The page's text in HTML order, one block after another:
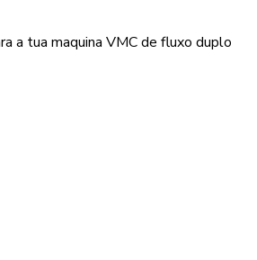
a tua maquina VMC de fluxo duplo